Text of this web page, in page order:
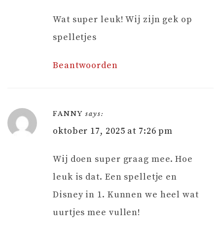
Wat super leuk! Wij zijn gek op
spelletjes
Beantwoorden
FANNY says:
oktober 17, 2025 at 7:26 pm
Wij doen super graag mee. Hoe
leuk is dat. Een spelletje en
Disney in 1. Kunnen we heel wat
uurtjes mee vullen!